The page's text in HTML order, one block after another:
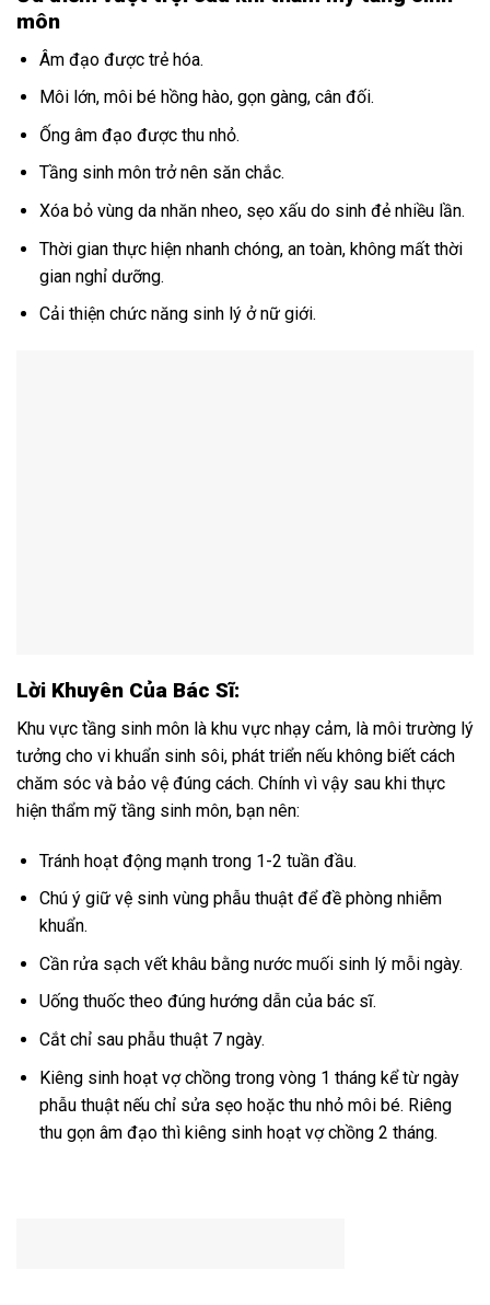
môn
Âm đạo được trẻ hóa.
Môi lớn, môi bé hồng hào, gọn gàng, cân đối.
Ống âm đạo được thu nhỏ.
Tầng sinh môn trở nên săn chắc.
Xóa bỏ vùng da nhăn nheo, sẹo xấu do sinh đẻ nhiều lần.
Thời gian thực hiện nhanh chóng, an toàn, không mất thời
gian nghỉ dưỡng.
Cải thiện chức năng sinh lý ở nữ giới.
Lời Khuyên Của Bác Sĩ:
Khu vực tầng sinh môn là khu vực nhạy cảm, là môi trường lý
tưởng cho vi khuẩn sinh sôi, phát triển nếu không biết cách
chăm sóc và bảo vệ đúng cách. Chính vì vậy sau khi thực
hiện thẩm mỹ tầng sinh môn, bạn nên:
Tránh hoạt động mạnh trong 1-2 tuần đầu.
Chú ý giữ vệ sinh vùng phẫu thuật để đề phòng nhiễm
khuẩn.
Cần rửa sạch vết khâu bằng nước muối sinh lý mỗi ngày.
Uống thuốc theo đúng hướng dẫn của bác sĩ.
Cắt chỉ sau phẫu thuật 7 ngày.
Kiêng sinh hoạt vợ chồng trong vòng 1 tháng kể từ ngày
phẫu thuật nếu chỉ sửa sẹo hoặc thu nhỏ môi bé. Riêng
thu gọn âm đạo thì kiêng sinh hoạt vợ chồng 2 tháng.